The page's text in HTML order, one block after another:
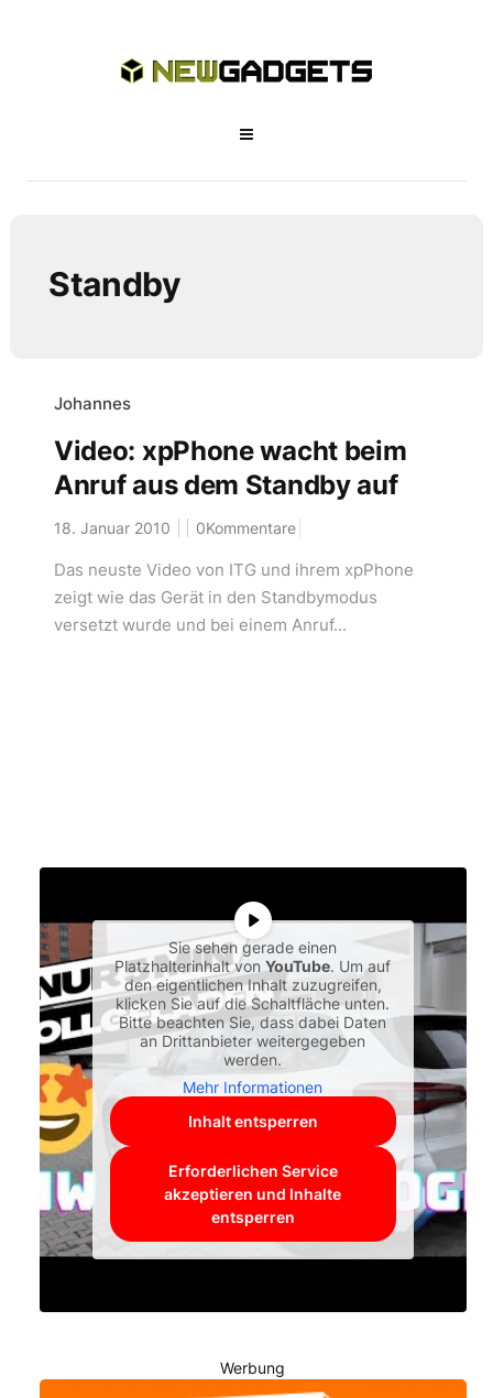
Standby
Johannes
Video: xpPhone wacht beim
Anruf aus dem Standby auf
18. Januar 2010 0Kommentare
Das neuste Video von ITG und ihrem xpPhone
zeigt wie das Gerät in den Standbymodus
versetzt wurde und bei einem Anruf...
Sie sehen gerade einen
Platzhalterinhalt vonYouTube. Um auf
den eigentlichen Inhalt zuzugreifen,
klicken Sie auf die Schaltfläche unten.
Bitte beachten Sie, dass dabei Daten
an Drittanbieter weitergegeben
werden.
Mehr Informationen
Inhalt entsperren
Erforderlichen Service
akzeptieren und Inhalte
entsperren
Werbung